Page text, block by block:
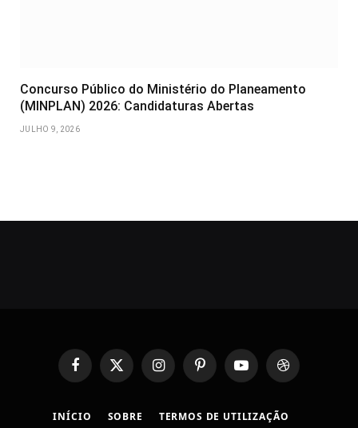
Concurso Público do Ministério do Planeamento
(MINPLAN) 2026: Candidaturas Abertas
JULHO 9, 2026
FacebookX
(Twitter)
InstagramPinterestYouTubeDribbble
INÍCIO SOBRE TERMOS DE UTILIZAÇÃO